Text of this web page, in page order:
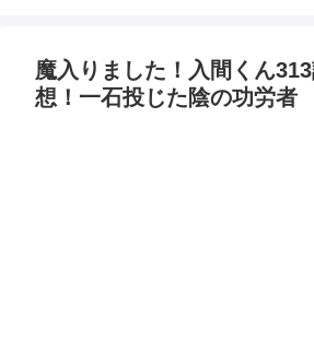
魔入りました！入間くん
想！一石投じた陰の功労者